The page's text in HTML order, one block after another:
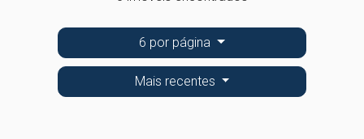
6 por página
Mais recentes